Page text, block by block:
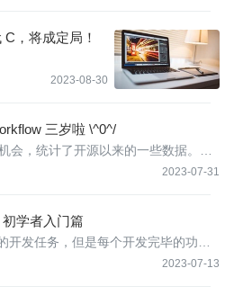
，将成定局！
2023-08-30
三岁啦 \^0^/
2023-07-31
会，统计了开源以来的一些数据。很
得很多开发者的支持，我们开发者小
学者入门篇
2023-07-13
发任务，但是每个开发完毕的功能
所以经常会听到开发者提起单元测试